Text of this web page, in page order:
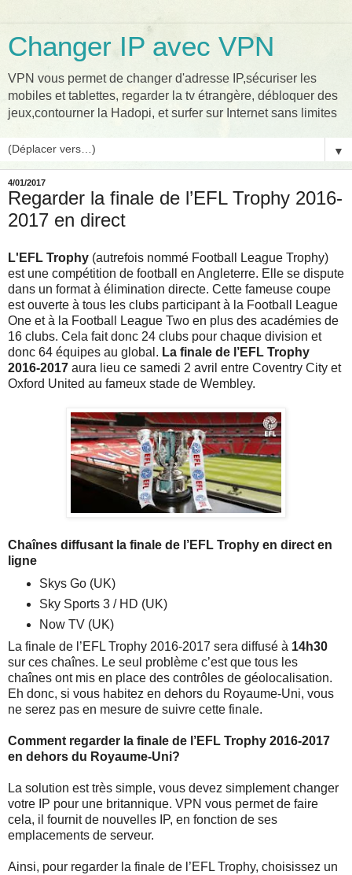
Changer IP avec VPN
VPN vous permet de changer d'adresse IP,sécuriser les
mobiles et tablettes, regarder la tv étrangère, débloquer des
jeux,contourner la Hadopi, et surfer sur Internet sans limites
▼
4/01/2017
Regarder la finale de l’EFL Trophy 2016-
2017 en direct
L'EFL Trophy (autrefois nommé Football League Trophy)
est une compétition de football en Angleterre. Elle se dispute
dans un format à élimination directe. Cette fameuse coupe
est ouverte à tous les clubs participant à la Football League
One et à la Football League Two en plus des académies de
16 clubs. Cela fait donc 24 clubs pour chaque division et
donc 64 équipes au global. La finale de l’EFL Trophy
2016-2017 aura lieu ce samedi 2 avril entre Coventry City et
Oxford United au fameux stade de Wembley.
Chaînes diffusant la finale de l’EFL Trophy en direct en
ligne
Skys Go (UK)
Sky Sports 3 / HD (UK)
Now TV (UK)
La finale de l’EFL Trophy 2016-2017 sera diffusé à 14h30
sur ces chaînes. Le seul problème c’est que tous les
chaînes ont mis en place des contrôles de géolocalisation.
Eh donc, si vous habitez en dehors du Royaume-Uni, vous
ne serez pas en mesure de suivre cette finale.
Comment regarder la finale de l’EFL Trophy 2016-2017
en dehors du Royaume-Uni?
La solution est très simple, vous devez simplement changer
votre IP pour une britannique. VPN vous permet de faire
cela, il fournit de nouvelles IP, en fonction de ses
emplacements de serveur.
Ainsi, pour regarder la finale de l’EFL Trophy, choisissez un